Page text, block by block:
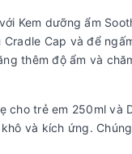
Kem dưỡng ẩm
Cap và để
thêm độ ẩm và
cho trẻ em 250ml và
và kích ứng.